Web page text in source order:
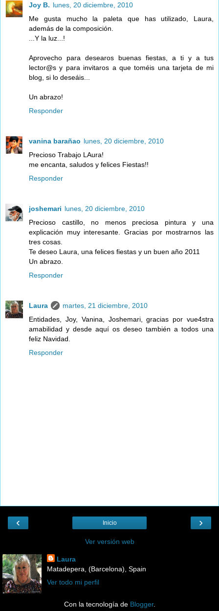
Joy B. lunes, 20 diciembre, 2010
Me gusta mucho la paleta que has utilizado, Laura,
además de la composición.
...Y la luz...!
Aprovecho para desearos buenas fiestas, a ti y a tus
lector@s y para invitaros a que toméis una tarjeta de mi
blog, si lo deseáis...
Un abrazo!
Responder
vanina barañao lunes, 20 diciembre, 2010
Precioso Trabajo LAura!
me encanta, saludos y felices Fiestas!!
Responder
joshemari lunes, 20 diciembre, 2010
Precioso castillo, no menos preciosa pintura y una
explicación muy interesante. Gracias por mostrarnos las
tres cosas.
Te deseo Laura, una felices fiestas y un buen año 2011
Un abrazo.
Responder
Laura
martes, 21 diciembre, 2010
Entidades, Joy, Vanina, Joshemari, gracias por vue4stra
amabilidad y desde aquí os deseo también a todos una
feliz Navidad.
Responder
‹ ›
Inicio
Ver versión web
Laura
Matadepera, (Barcelona), Spain
Ver todo mi perfil
Con la tecnología de Blogger.